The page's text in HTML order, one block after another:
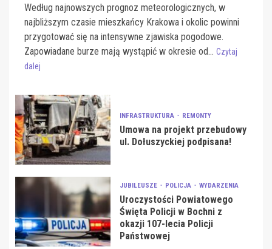
Według najnowszych prognoz meteorologicznych, w
najbliższym czasie mieszkańcy Krakowa i okolic powinni
przygotować się na intensywne zjawiska pogodowe.
Zapowiadane burze mają wystąpić w okresie od... Czytaj
dalej
INFRASTRUKTURA REMONTY
Umowa na projekt przebudowy
ul. Dołuszyckiej podpisana!
JUBILEUSZE POLICJA WYDARZENIA
Uroczystości Powiatowego
Święta Policji w Bochni z
okazji 107-lecia Policji
Państwowej